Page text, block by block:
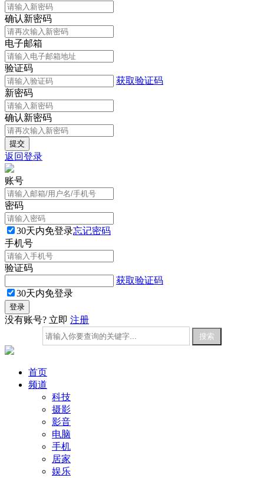
确认新密码
电子邮箱
验证码
获取验证码
新密码
确认新密码
返回登录
账号
密码
30天内免登录忘记密码
手机号
验证码
获取验证码
30天内免登录
没有账号? 立即 注册
首页
频道
科技
摄影
影音
电脑
手机
居家
娱乐